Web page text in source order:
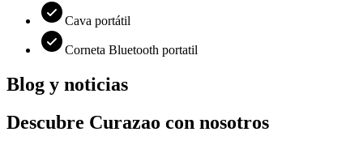
Cava portátil
Corneta Bluetooth portatil
Blog y noticias
Descubre Curazao con nosotros